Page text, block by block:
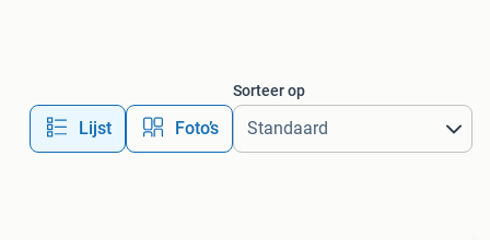
Lijst Foto’s
Sorteer op